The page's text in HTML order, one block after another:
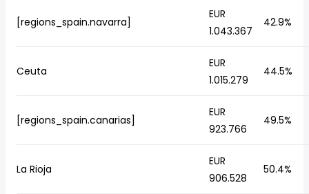
[regions_spain.navarra]
EUR
1.043.367
42.9%
Ceuta
EUR
1.015.279
44.5%
[regions_spain.canarias]
EUR
923.766
49.5%
La Rioja
EUR
906.528
50.4%